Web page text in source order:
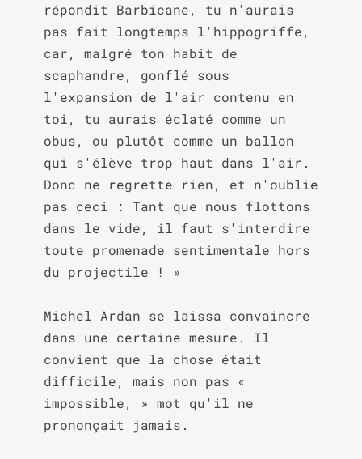
répondit Barbicane, tu n'aurais
pas fait longtemps l'hippogriffe,
car, malgré ton habit de
scaphandre, gonflé sous
l'expansion de l'air contenu en
toi, tu aurais éclaté comme un
obus, ou plutôt comme un ballon
qui s'élève trop haut dans l'air.
Donc ne regrette rien, et n'oublie
pas ceci : Tant que nous flottons
dans le vide, il faut s'interdire
toute promenade sentimentale hors
du projectile ! »
Michel Ardan se laissa convaincre
dans une certaine mesure. Il
convient que la chose était
difficile, mais non pas «
impossible, » mot qu'il ne
prononçait jamais.